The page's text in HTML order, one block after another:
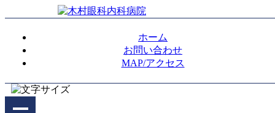
ホーム
お問い合わせ
MAP/アクセス